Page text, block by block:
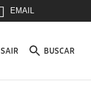
EMAIL
SAIR BUSCAR